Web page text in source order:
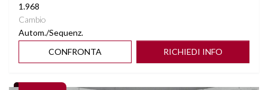
SEDILI TRISDOPPIABILI
1.968
Cambio
Autom./Sequenz.
CONFRONTA
RICHIEDI INFO